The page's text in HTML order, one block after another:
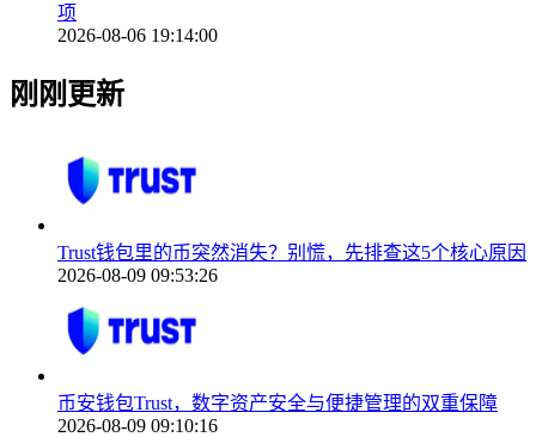
项
2026-08-06 19:14:00
刚刚更新
Trust钱包里的币突然消失？别慌，先排查这5个核心原因
2026-08-09 09:53:26
币安钱包Trust，数字资产安全与便捷管理的双重保障
2026-08-09 09:10:16